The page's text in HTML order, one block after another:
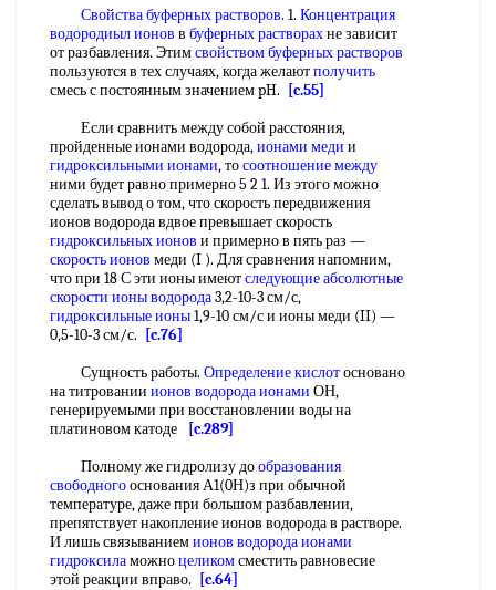
Свойства буферных растворов. 1. Концентрация
водородиыл ионов в буферных растворахне зависит
от разбавления. Этимсвойством буферных растворов
пользуются в тех случаях, когда желаютполучить
смесь с постоянным значением pH.
[c.55]
Если сравнить между собой расстояния,
пройденные ионами водорода,ионами меди и
гидроксильными ионами, тосоотношение между
ними будет равно примерно 5 2 1. Из этого можно
сделать вывод о том, что скорость передвижения
ионов водорода вдвое превышает скорость
гидроксильных ионов и примерно в пять раз —
скорость ионов меди (I ). Для сравнения напомним,
что при 18 С эти ионы имеютследующиеабсолютные
скорости ионыводорода3,2-10-3 см/с,
гидроксильные ионы1,9-10 см/с и ионы меди (II) —
0,5-10-3 см/с.
[c.76]
Сущность работы. Определение кислотосновано
на титровании ионов водорода ионами ОН,
генерируемыми при восстановлении воды на
платиновом катоде
[c.289]
Полному же гидролизу дообразования
свободногооснования А1(0Н)з при обычной
температуре, даже при большом разбавлении,
препятствует накопление ионов водорода в растворе.
И лишь связываниемионов водорода ионами
гидроксиламожноцеликомсместить равновесие
этой реакции вправо.
[c.64]